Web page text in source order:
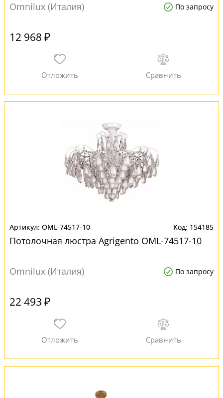
Omnilux (Италия) По запросу
12 968 ₽
OML-74517-10 154185
Потолочная люстра Agrigento OML-74517-10
Omnilux (Италия) По запросу
22 493 ₽